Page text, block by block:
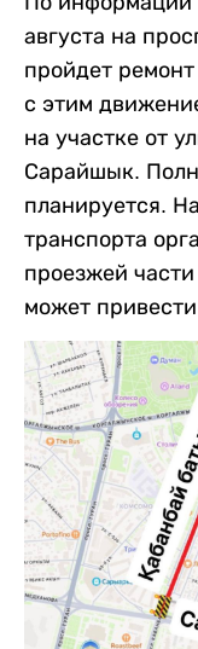
августа на
пройдет
с этим
на участке от
Сарайшык.
планируется.
транспорта
проезжей
может